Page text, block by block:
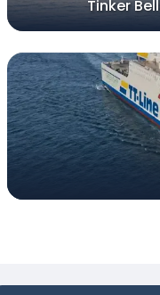
Tinker Bell